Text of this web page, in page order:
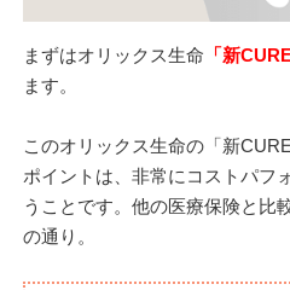
まずはオリックス生命 「新CURE
ます。
このオリックス生命の「新
ポイントは、非常に コストパフ
うことです。他の医療保険と比
の通り。